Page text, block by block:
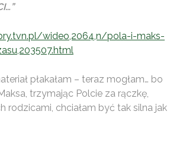
wideo,2064,n/pola-i-maks-
płakałam – teraz mogłam… bo
trzymając Polcie za rączkę,
rodzicami, chciałam być tak silna jak